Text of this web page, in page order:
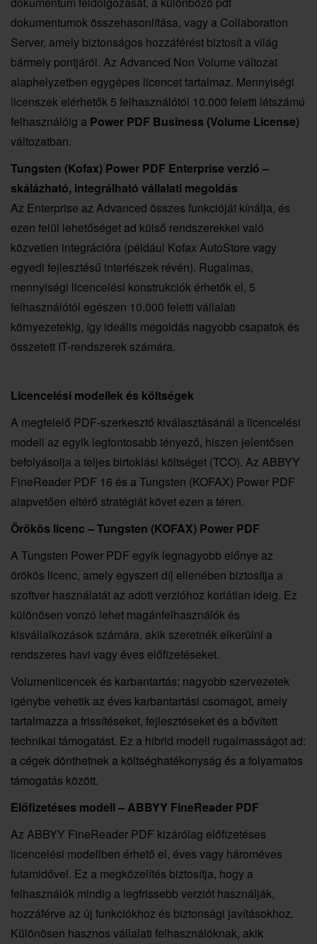
dokumentumok összehasonlítása, vagy a Collaboration
Server, amely biztonságos hozzáférést biztosít a világ
bármely pontjáról. Az Advanced Non Volume változat
alaphelyzetben egygépes licencet tartalmaz. Mennyiségi
licenszek elérhetők 5 felhasználótól 10.000 feletti létszámú
felhasználóig a Power PDF Business (Volume License)
változatban.
Tungsten (Kofax) Power PDF Enterprise verzió –
skálázható, integrálható vállalati megoldás
Az Enterprise az Advanced összes funkcióját kínálja, és
ezen felül lehetőséget ad külső rendszerekkel való
közvetlen integrációra (például Kofax AutoStore vagy
egyedi fejlesztésű interfészek révén). Rugalmas,
mennyiségi licencelési konstrukciók érhetők el, 5
felhasználótól egészen 10.000 feletti vállalati
környezetekig, így ideális megoldás nagyobb csapatok és
összetett IT-rendszerek számára.
Licencelési modellek és költségek
A megfelelő PDF-szerkesztő kiválasztásánál a licencelési
modell az egyik legfontosabb tényező, hiszen jelentősen
befolyásolja a teljes birtoklási költséget (TCO). Az ABBYY
FineReader PDF 16 és a Tungsten (KOFAX) Power PDF
alapvetően eltérő stratégiát követ ezen a téren.
Örökös licenc – Tungsten (KOFAX) Power PDF
A Tungsten Power PDF egyik legnagyobb előnye az
örökös licenc, amely egyszeri díj ellenében biztosítja a
szoftver használatát az adott verzióhoz korlátlan ideig. Ez
különösen vonzó lehet magánfelhasználók és
kisvállalkozások számára, akik szeretnék elkerülni a
rendszeres havi vagy éves előfizetéseket.
Volumenlicencek és karbantartás: nagyobb szervezetek
igénybe vehetik az éves karbantartási csomagot, amely
tartalmazza a frissítéseket, fejlesztéseket és a bővített
technikai támogatást. Ez a hibrid modell rugalmasságot ad:
a cégek dönthetnek a költséghatékonyság és a folyamatos
támogatás között.
Előfizetéses modell – ABBYY FineReader PDF
Az ABBYY FineReader PDF kizárólag előfizetéses
licencelési modellben érhető el, éves vagy hároméves
futamidővel. Ez a megközelítés biztosítja, hogy a
felhasználók mindig a legfrissebb verziót használják,
hozzáférve az új funkciókhoz és biztonsági javításokhoz.
Különösen hasznos vállalati felhasználóknak, akik